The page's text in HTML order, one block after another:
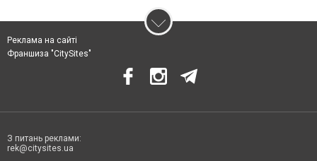
Реклама на сайті
Франшиза "CitySites"
З питань реклами:
rek@citysites.ua